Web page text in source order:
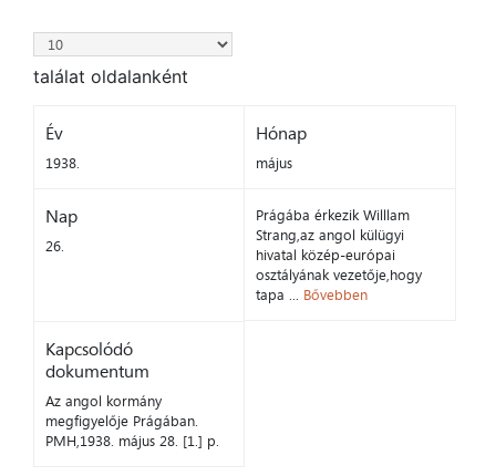
találat oldalanként
Év
1938.
Hónap
május
Nap
26.
Prágába érkezik Willlam
Strang,az angol külügyi
hivatal közép-európai
osztályának vezetője,hogy
tapa ... Bővebben
Kapcsolódó
dokumentum
Az angol kormány
megfigyelője Prágában.
PMH,1938. május 28. [1.] p.